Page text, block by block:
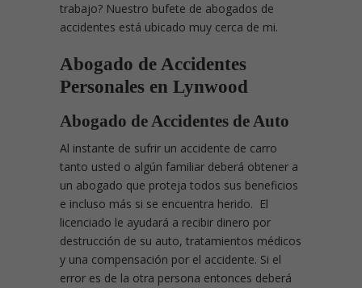
trabajo? Nuestro bufete de abogados de
accidentes está ubicado muy cerca de mi.
Abogado de Accidentes
Personales en Lynwood
Abogado de Accidentes de Auto
Al instante de sufrir un accidente de carro
tanto usted o algún familiar deberá obtener a
un abogado que proteja todos sus beneficios
e incluso más si se encuentra herido. El
licenciado le ayudará a recibir dinero por
destrucción de su auto, tratamientos médicos
y una compensación por el accidente. Si el
error es de la otra persona entonces deberá